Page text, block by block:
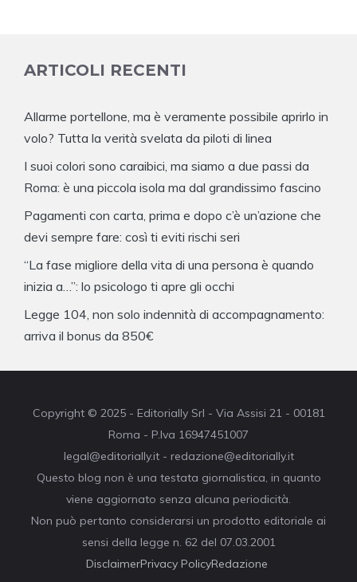
ARTICOLI RECENTI
Allarme portellone, ma è veramente possibile aprirlo in
volo? Tutta la verità svelata da piloti di linea
I suoi colori sono caraibici, ma siamo a due passi da
Roma: è una piccola isola ma dal grandissimo fascino
Pagamenti con carta, prima e dopo c’è un’azione che
devi sempre fare: così ti eviti rischi seri
“La fase migliore della vita di una persona è quando
inizia a…”: lo psicologo ti apre gli occhi
Legge 104, non solo indennità di accompagnamento:
arriva il bonus da 850€
Copyright © 2025 - Editorially Srl - Via Assisi 21 - 00181
Roma - P.Iva 16947451007
legal@editorially.it - redazione@editorially.it
Questo blog non è una testata giornalistica, in quanto
viene aggiornato senza alcuna periodicità.
Non può pertanto considerarsi un prodotto editoriale ai
sensi della legge n. 62 del 07.03.2001
DisclaimerPrivacy PolicyRedazione